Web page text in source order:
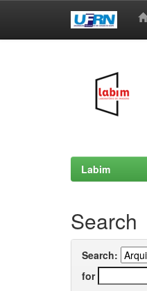
Labim
Search
Search:
for